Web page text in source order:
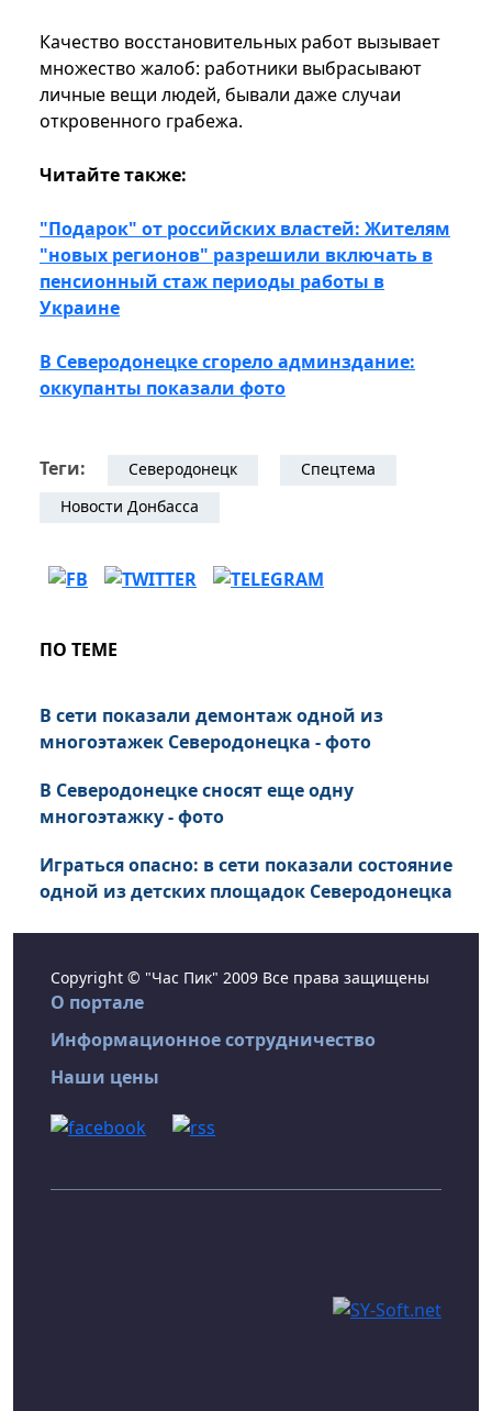
Качество восстановительных работ вызывает
множество жалоб: работники выбрасывают
личные вещи людей, бывали даже случаи
откровенного грабежа.
Читайте также:
"Подарок" от российских властей: Жителям
"новых регионов" разрешили включать в
пенсионный стаж периоды работы в
Украине
В Северодонецке сгорело админздание:
оккупанты показали фото
Теги: Северодонецк
Спецтема
Новости Донбасса
ПО ТЕМЕ
В сети показали демонтаж одной из
многоэтажек Северодонецка - фото
В Северодонецке сносят еще одну
многоэтажку - фото
Играться опасно: в сети показали состояние
одной из детских площадок Северодонецка
Copyright © "Час Пик" 2009 Все права защищены
О портале
Информационное сотрудничество
Наши цены